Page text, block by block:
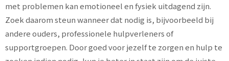
met problemen kan emotioneel en fysiek uitdagend zijn.
Zoek daarom steun wanneer dat nodig is, bijvoorbeeld bij
andere ouders, professionele hulpverleners of
supportgroepen. Door goed voor jezelf te zorgen en hulp te